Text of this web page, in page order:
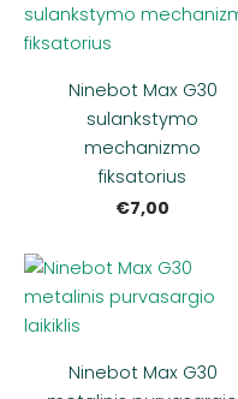
Ninebot Max G30
sulankstymo
mechanizmo
fiksatorius
€7,00
Ninebot Max G30